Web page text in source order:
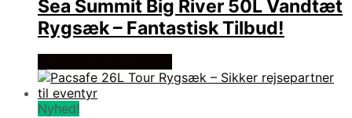
Sea Summit Big River 50L Vandtæt
Rygsæk – Fantastisk Tilbud!
Nyhed!